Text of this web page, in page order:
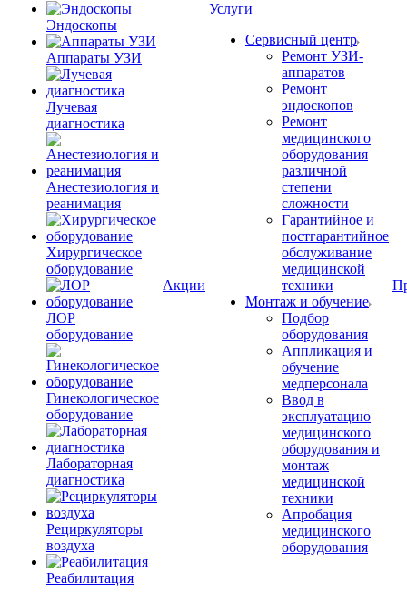
Эндоскопы
Аппараты УЗИ
Лучевая
диагностика
Анестезиология и
реанимация
Хирургическое
оборудование
ЛОР
оборудование
Гинекологическое
оборудование
Лабораторная
диагностика
Рециркуляторы
воздуха
Реабилитация
Акции
Услуги
Сервисный центр
Ремонт УЗИ-
аппаратов
Ремонт
эндоскопов
Ремонт
медицинского
оборудования
различной
степени
сложности
Гарантийное и
постгарантийное
обслуживание
медицинской
техники
Монтаж и обучение
Подбор
оборудования
Аппликация и
обучение
медперсонала
Ввод в
эксплуатацию
медицинского
оборудования и
монтаж
медицинской
техники
Апробация
медицинского
оборудования